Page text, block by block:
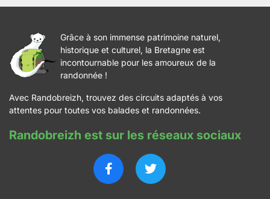
Grâce à son immense patrimoine naturel,
historique et culturel, la Bretagne est
incontournable pour les amoureux de la
randonnée !
Avec Randobreizh, trouvez des circuits adaptés à vos
attentes pour toutes vos balades et randonnées.
Randobreizh est sur les réseaux sociaux